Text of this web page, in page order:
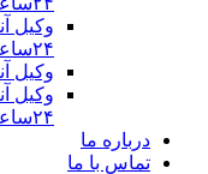
وکیل
وکیل آنلاین
وکیل
درباره ما
تماس با ما